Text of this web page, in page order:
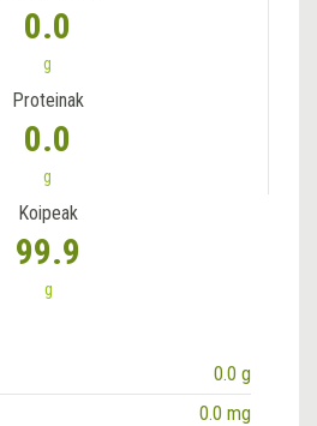
0.0
g
Proteinak
0.0
g
Koipeak
99.9
g
0.0 g
0.0 mg